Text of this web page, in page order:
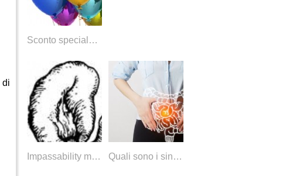
Sconto speciale del 50% su Facebook Party di ringraziamento!!!
Impassability meccanico con un'emostasi - Diagnosi di addome acuto Quali sono i sintomi della celiachia negli adulti?